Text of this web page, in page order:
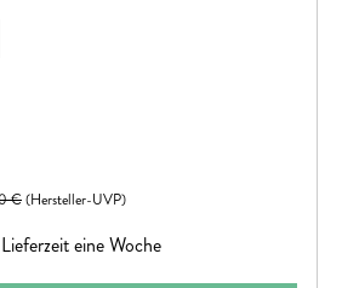
Preis:
€(Hersteller-UVP)
eine Woche